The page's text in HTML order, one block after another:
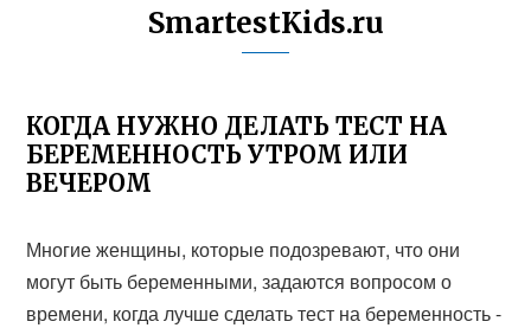
SmartestKids.ru
КОГДА НУЖНО ДЕЛАТЬ ТЕСТ НА
БЕРЕМЕННОСТЬ УТРОМ ИЛИ
ВЕЧЕРОМ
Многие женщины, которые подозревают, что они
могут быть беременными, задаются вопросом о
времени, когда лучше сделать тест на беременность -